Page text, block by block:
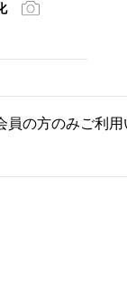
の方のみご利用